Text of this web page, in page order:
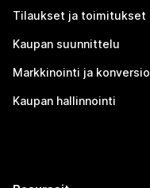
Tilaukset ja toimitukset
Kaupan suunnittelu
Markkinointi ja konversio
Kaupan hallinnointi